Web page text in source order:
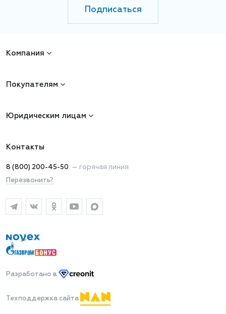
Подписаться
Компания
Покупателям
Юридическим лицам
Контакты
8 (800) 200-45-50 — горячая линия
Перезвонить?
Разработано в
Техподдержка сайта